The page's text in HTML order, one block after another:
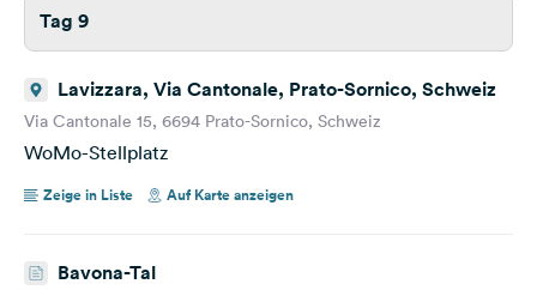
Tag 9
Lavizzara, Via Cantonale, Prato-Sornico, Schweiz
Via Cantonale 15, 6694 Prato-Sornico, Schweiz
WoMo-Stellplatz
Zeige in Liste Auf Karte anzeigen
Bavona-Tal